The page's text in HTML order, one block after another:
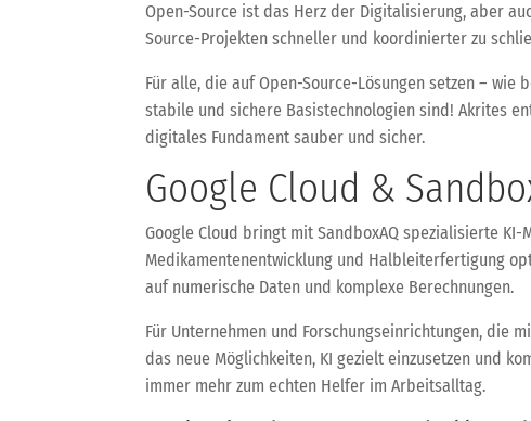
Open-Source ist das Herz der Digitalisierung, aber
Source-Projekten schneller und koordinierter zu
Für alle, die auf Open-Source-Lösungen setzen –
stabile und sichere Basistechnologien sind! Akrites
digitales Fundament sauber und sicher.
Google Cloud &
Google Cloud bringt mit SandboxAQ spezialisierte
Medikamentenentwicklung und Halbleiterfertigung
auf numerische Daten und komplexe Berechnungen.
Für Unternehmen und Forschungseinrichtungen, die
das neue Möglichkeiten, KI gezielt einzusetzen und
immer mehr zum echten Helfer im Arbeitsalltag.